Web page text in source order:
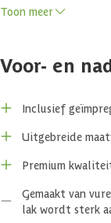
ruimte om in te
het hele gezin in
vakantiewoning wilt
Een houten chalet
vocht in de lucht op
dat de
warmte goed vast te
Toon meer
Voor- en
Inclusief
Uitgebreide
Premium
Gemaakt van
lak wordt sterk